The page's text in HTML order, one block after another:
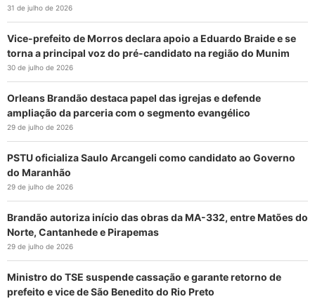
31 de julho de 2026
Vice-prefeito de Morros declara apoio a Eduardo Braide e se
torna a principal voz do pré-candidato na região do Munim
30 de julho de 2026
Orleans Brandão destaca papel das igrejas e defende
ampliação da parceria com o segmento evangélico
29 de julho de 2026
PSTU oficializa Saulo Arcangeli como candidato ao Governo
do Maranhão
29 de julho de 2026
Brandão autoriza início das obras da MA-332, entre Matões do
Norte, Cantanhede e Pirapemas
29 de julho de 2026
Ministro do TSE suspende cassação e garante retorno de
prefeito e vice de São Benedito do Rio Preto